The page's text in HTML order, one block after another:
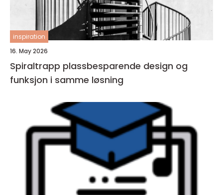
inspiration
16. May 2026
Spiraltrapp plassbesparende design og
funksjon i samme løsning